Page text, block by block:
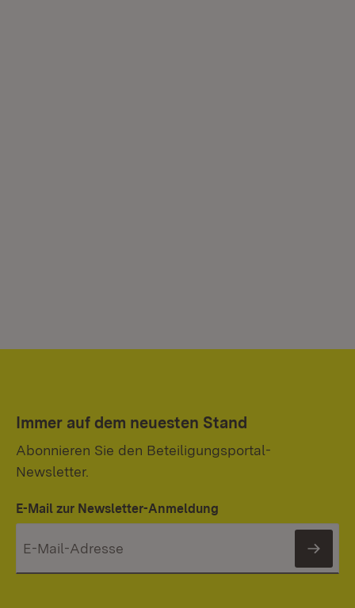
Immer auf dem neuesten Stand
Abonnieren Sie den Beteiligungsportal-
Newsletter.
E-Mail zur Newsletter-Anmeldung